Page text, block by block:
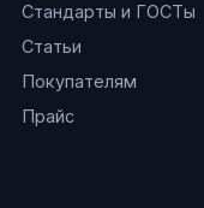
Стандарты и ГОСТы
Статьи
Покупателям
Прайс